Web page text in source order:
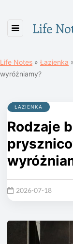
Life Notes » Łazienka
wyróżniamy?
ŁAZIENKA
Rodzaje
2026-07-18